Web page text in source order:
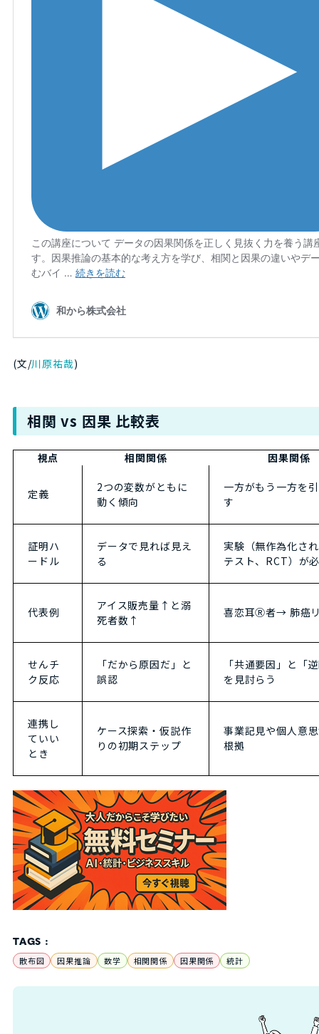
(文/川原祐哉)
相関 vs 因果 比較表
視点 相関関係 因果関係
定義
2つの変数がともに
動く傾向
一方がもう一方を
す
証明ハ
ードル
データで見れば見え
る
実験（無作為化さ
テスト、RCT）が
代表例
アイス販売量↑と溺
死者数↑
喜恋耳Ⓡ者→ 肺癌
せんチ
ク反応
「だから原因だ」と
誤認
「共通要因」と「
を見討らう
連携し
ていい
とき
ケース探索・仮説作
りの初期ステップ
事業記見や個人意
根拠
TAGS :
散布図 因果推論 数学 相関関係 因果関係 統計